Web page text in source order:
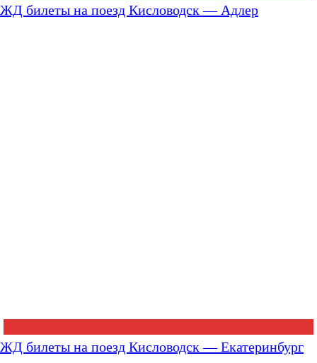
ЖД билеты на поезд Кисловодск — Адлер
ЖД билеты на поезд Кисловодск — Екатеринбург